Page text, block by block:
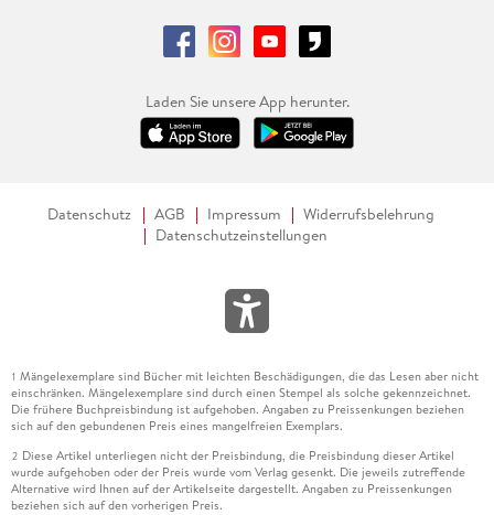
Laden Sie unsere App herunter.
Datenschutz AGB Impressum
Widerrufsbelehrung
Datenschutzeinstellungen
1 Mängelexemplare sind Bücher mit leichten Beschädigungen, die das Lesen aber nicht
einschränken. Mängelexemplare sind durch einen Stempel als solche gekennzeichnet.
Die frühere Buchpreisbindung ist aufgehoben. Angaben zu Preissenkungen beziehen
sich auf den gebundenen Preis eines mangelfreien Exemplars.
2 Diese Artikel unterliegen nicht der Preisbindung, die Preisbindung dieser Artikel
wurde aufgehoben oder der Preis wurde vom Verlag gesenkt. Die jeweils zutreffende
Alternative wird Ihnen auf der Artikelseite dargestellt. Angaben zu Preissenkungen
beziehen sich auf den vorherigen Preis.